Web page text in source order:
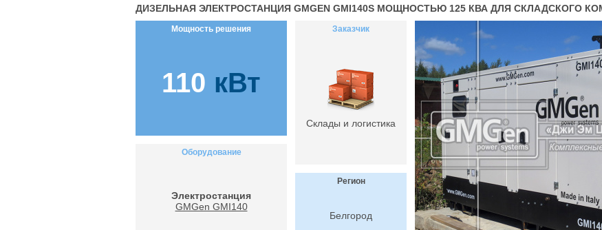
ДИЗЕЛЬНАЯ ЭЛЕКТРОСТАНЦИЯ GMGEN GMI140S МОЩНОСТЬЮ 125 КВА ДЛЯ СКЛАДСКОГО
Мощность решения
110 кВт
Оборудование
Электростанция
GMGen GMI140
Заказчик
Склады и логистика
Регион
Белгород